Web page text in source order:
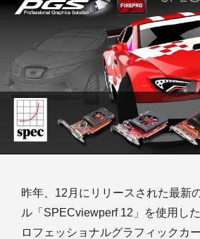
昨年、12月にリリースされた最新
ル「SPECviewperf 12」を使用し
ロフェッショナルグラフィックカ